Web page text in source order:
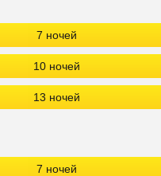
7 ночей
10 ночей
13 ночей
7 ночей